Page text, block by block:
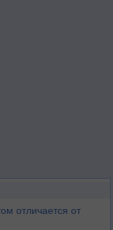
отличается от